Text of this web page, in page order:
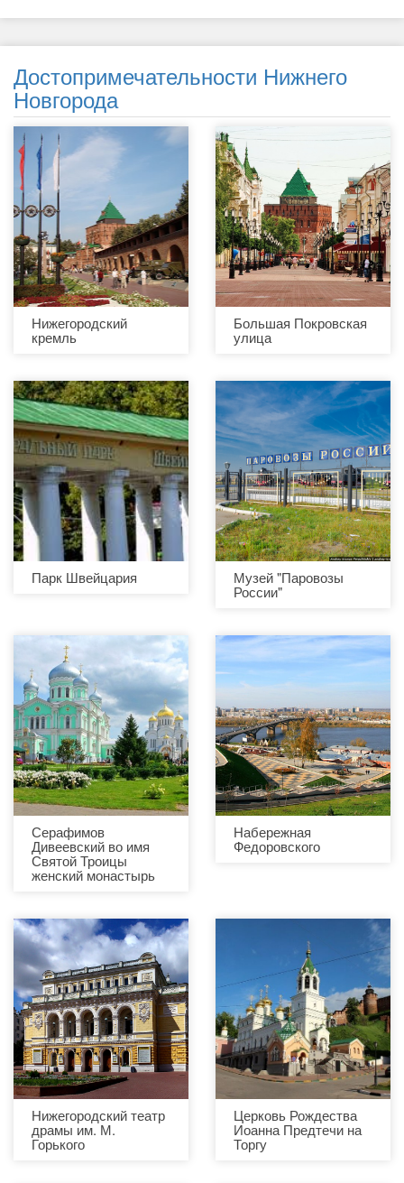
Достопримечательности Нижнего
Новгорода
Нижегородский
кремль
Большая Покровская
улица
Парк Швейцария Музей "Паровозы
России"
Серафимов
Дивеевский во имя
Святой Троицы
женский монастырь
Набережная
Федоровского
Нижегородский театр
драмы им. М.
Горького
Церковь Рождества
Иоанна Предтечи на
Торгу